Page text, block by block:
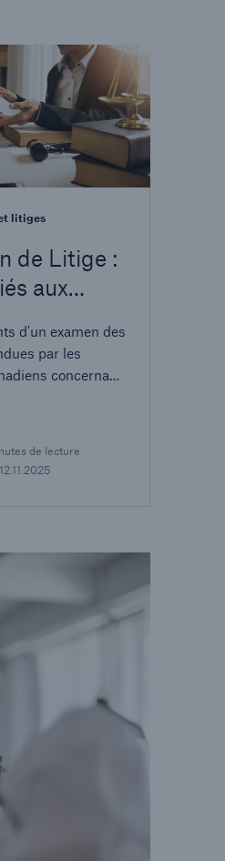
litiges
de Litige :
aux
Graves
d'un examen des
par les
concernant
de lecture
12.11.2025